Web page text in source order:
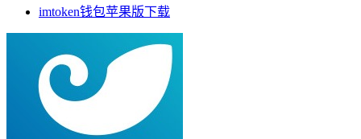
imtoken钱包苹果版下载